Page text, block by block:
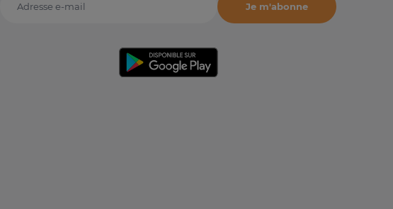
Adresse e-mail
Je m'abonne